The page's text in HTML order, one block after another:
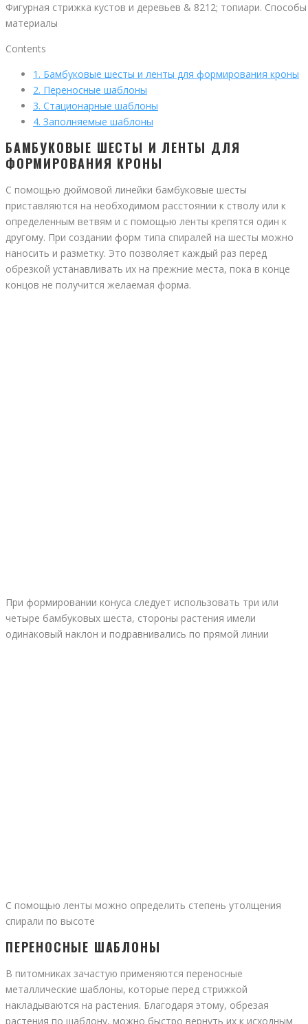
Фигурная стрижка кустов и деревьев & 8212; топиари.
материалы
Contents
1. Бамбуковые шесты и ленты для формирования кроны
2. Переносные шаблоны
3. Стационарные шаблоны
4. Заполняемые шаблоны
БАМБУКОВЫЕ ШЕСТЫ И ЛЕНТЫ ДЛЯ
ФОРМИРОВАНИЯ КРОНЫ
С помощью дюймовой линейки бамбуковые шесты
приставляются на необходимом расстоянии к стволу или к
определенным ветвям и с помощью ленты крепятся один к
другому. При создании форм типа спиралей на шесты можно
наносить и разметку. Это позволяет каждый раз перед
обрезкой устанавливать их на прежние места, пока в конце
концов не получится желаемая форма.
При формировании конуса следует использовать три или
четыре бамбуковых шеста, стороны растения имели
одинаковый наклон и подравнивались по прямой линии
С помощью ленты можно определить степень утолщения
спирали по высоте
ПЕРЕНОСНЫЕ ШАБЛОНЫ
В питомниках зачастую применяются переносные
металлические шаблоны, которые перед стрижкой
накладываются на растения. Благодаря этому, обрезая
растения по шаблону, можно быстро вернуть их к исходным